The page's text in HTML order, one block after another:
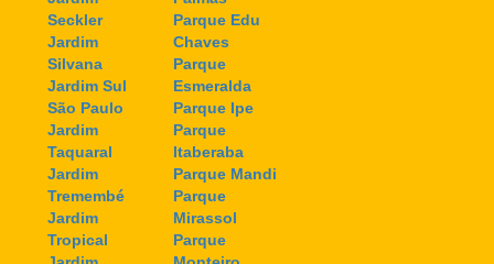
Seckler
Jardim
Silvana
Jardim Sul
São Paulo
Jardim
Taquaral
Jardim
Tremembé
Jardim
Tropical
Parque Edu
Chaves
Parque
Esmeralda
Parque Ipe
Parque
Itaberaba
Parque Mandi
Parque
Mirassol
Parque